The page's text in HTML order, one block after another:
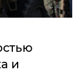
и